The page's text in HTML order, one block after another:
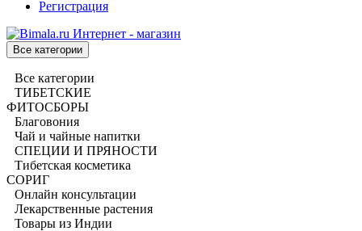
Регистрация
Все категории
Все категории
ТИБЕТСКИЕ
ФИТОСБОРЫ
Благовония
Чай и чайные напитки
СПЕЦИИ И ПРЯНОСТИ
Тибетская косметика
СОРИГ
Онлайн консультации
Лекарственные растения
Товары из Индии